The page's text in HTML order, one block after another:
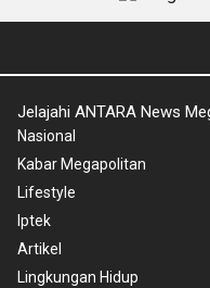
Jelajahi ANTARA News
Nasional
Kabar Megapolitan
Lifestyle
Iptek
Artikel
Lingkungan Hidup